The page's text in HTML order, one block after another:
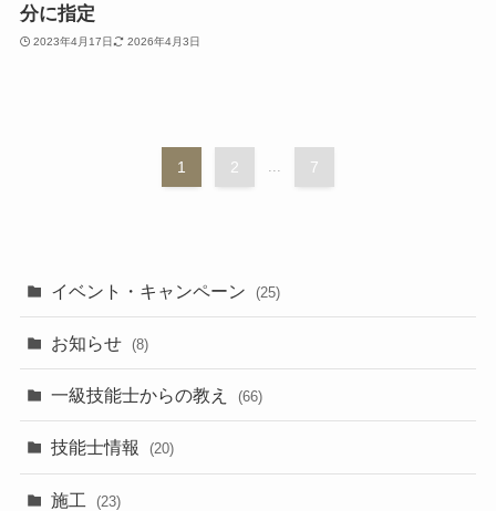
分に指定
2023年4月17日 2026年4月3日
1 2 ... 7
イベント・キャンペーン (25)
お知らせ (8)
一級技能士からの教え (66)
技能士情報 (20)
施工 (23)